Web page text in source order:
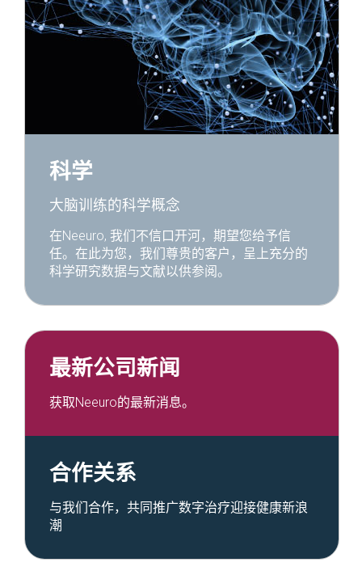
科学
大脑训练的科学概念
在Neeuro, 我们不信口开河，期望您给予信
任。 在此为您，我们尊贵的客户，呈上充分的
科学研究数据与文献以供参阅。
最新公司新闻
获取Neeuro的最新消息。
合作关系
与我们合作，共同推广数字治疗迎接健康新浪
潮